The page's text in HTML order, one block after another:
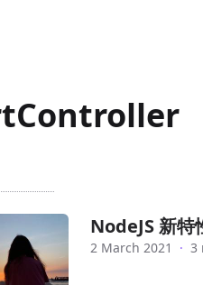
NodeJS 新
2 March 2021 · 3